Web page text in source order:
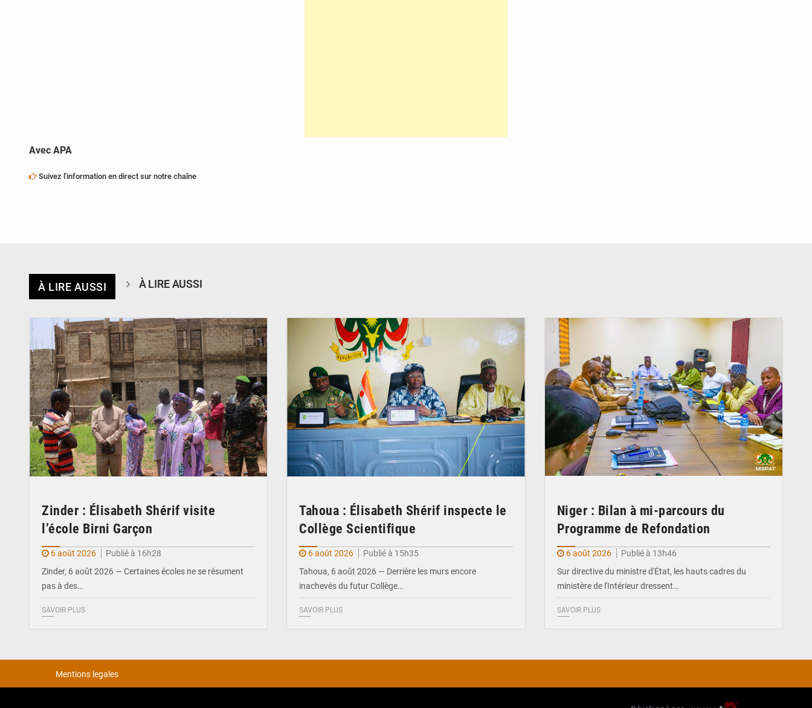
Avec APA
Suivez l'information en direct sur notre chaîne
À LIRE AUSSI À LIRE AUSSI
Zinder : Élisabeth Shérif visite
l’école Birni Garçon
6 août 2026
Publié à 16h28
Zinder, 6 août 2026 — Certaines écoles ne se résument
pas à des…
SAVOIR PLUS
Tahoua : Élisabeth Shérif inspecte le
Collège Scientifique
6 août 2026
Publié à 15h35
Tahoua, 6 août 2026 — Derrière les murs encore
inachevés du futur Collège…
SAVOIR PLUS
Niger : Bilan à mi-parcours du
Programme de Refondation
6 août 2026
Publié à 13h46
Sur directive du ministre d'État, les hauts cadres du
ministère de l'Intérieur dressent…
SAVOIR PLUS
Mentions legales